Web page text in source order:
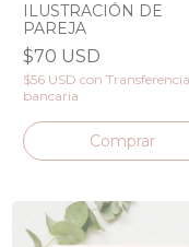
ILUSTRACIÓN DE
PAREJA
$70 USD
$56 USD con Transferencia
bancaria